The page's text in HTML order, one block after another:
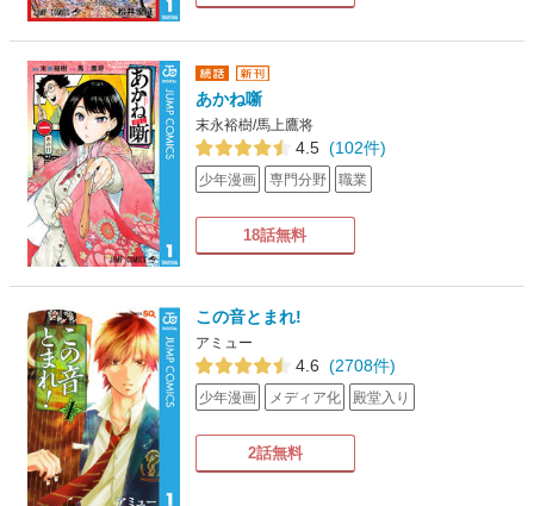
あかね噺
末永裕樹/馬上鷹将
4.5 (102件)
少年漫画 専門分野 職業
18話無料
この音とまれ!
アミュー
4.6 (2708件)
少年漫画 メディア化 殿堂入り
2話無料